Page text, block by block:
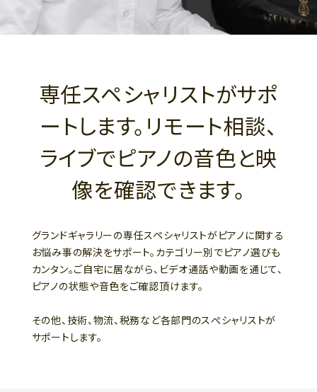
専任スペシャリストがサポ
ートします。リモート相談、
ライブでピアノの音色と映
像を確認できます。
グランドギャラリーの専任スペシャリストがピアノに関する
お悩み事の解決をサポート。カテゴリー別でピアノ選びも
カンタン。ご自宅に居ながら、ビデオ通話や動画を通じて、
ピアノの状態や音色をご確認頂けます。
その他、技術、物流、税務など各部門のスぺシャリストが
サポートします。